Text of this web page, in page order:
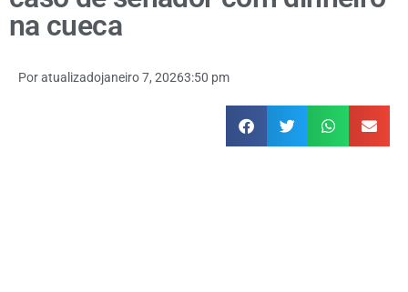
na cueca
Poratualizadojaneiro 7, 20263:50 pm